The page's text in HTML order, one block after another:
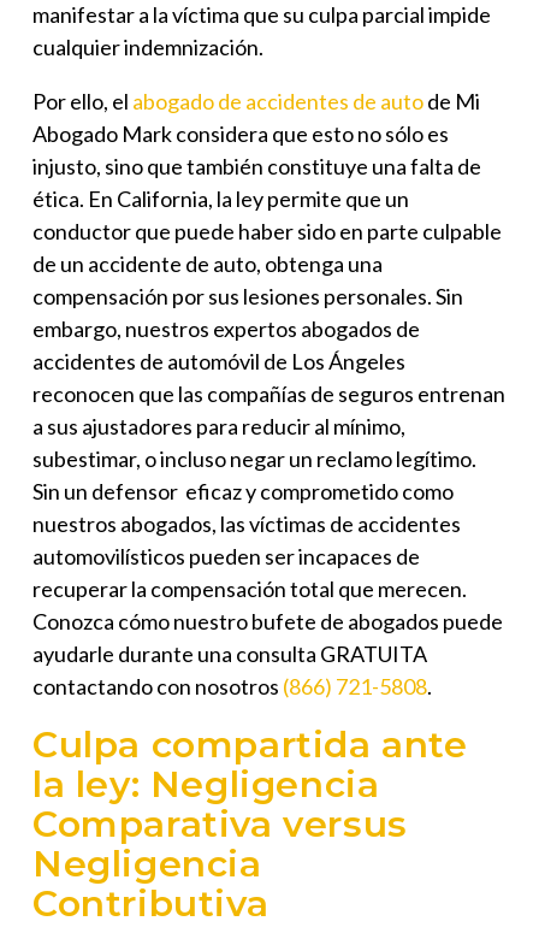
manifestar a la víctima que su culpa parcial impide
cualquier indemnización.
Por ello, el abogado de accidentes de autode Mi
Abogado Markconsidera que esto no sólo es
injusto, sino que también constituye una falta de
ética. En California, la ley permite que un
conductor que puede haber sido en parte culpable
de un accidente de auto, obtenga una
compensación por sus lesiones personales. Sin
embargo, nuestros expertos abogados de
accidentes de automóvil de Los Ángeles
reconocen que las compañías de seguros entrenan
a sus ajustadores para reducir al mínimo,
subestimar, o incluso negar un reclamo legítimo.
Sin un defensor eficaz y comprometido como
nuestros abogados, las víctimas de accidentes
automovilísticos pueden ser incapaces de
recuperar la compensación total que merecen.
Conozca cómo nuestro bufete de abogados puede
ayudarle durante una consulta GRATUITA
contactando con nosotros (866) 721-5808.
Culpa compartida ante
la ley: Negligencia
Comparativa versus
Negligencia
Contributiva